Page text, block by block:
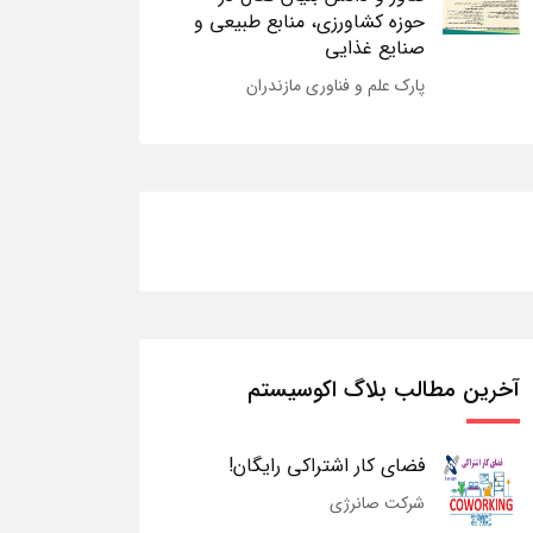
حوزه کشاورزی، منابع طبیعی و
صنایع غذایی
پارک علم و فناوری مازندران
آخرین مطالب بلاگ اکوسیستم
فضای کار اشتراکی رایگان!
شرکت صانرژی